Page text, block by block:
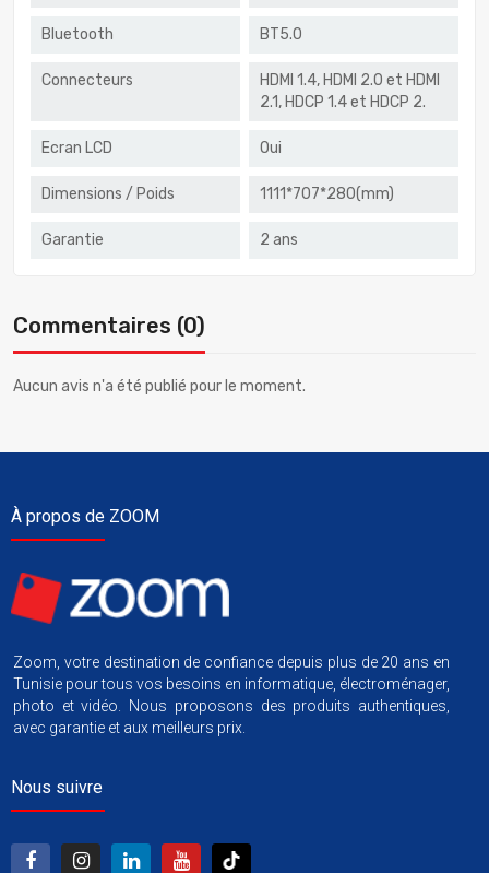
Bluetooth BT5.0
Connecteurs
HDMI 1.4, HDMI 2.0 et HDMI
2.1, HDCP 1.4 et HDCP 2.
Ecran LCD Oui
Dimensions / Poids 1111*707*280(mm)
Garantie 2 ans
Commentaires (0)
Aucun avis n'a été publié pour le moment.
À propos de ZOOM
Zoom, votre destination de confiance depuis plus de 20 ans en
Tunisie pour tous vos besoins en informatique, électroménager,
photo et vidéo. Nous proposons des produits authentiques,
avec garantie et aux meilleurs prix.
Nous suivre